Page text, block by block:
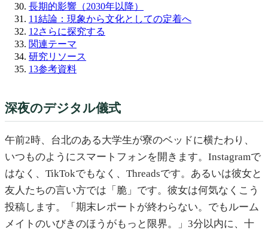
長期的影響（2030年以降）
11結論：現象から文化としての定着へ
12さらに探究する
関連テーマ
研究リソース
13参考資料
深夜のデジタル儀式
午前2時、台北のある大学生が寮のベッドに横たわり、
いつものようにスマートフォンを開きます。Instagramで
はなく、TikTokでもなく、Threadsです。あるいは彼女と
友人たちの言い方では「脆」です。彼女は何気なくこう
投稿します。「期末レポートが終わらない。でもルーム
メイトのいびきのほうがもっと限界。」3分以内に、十